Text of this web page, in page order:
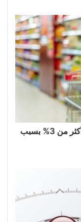
ارتفاع التضخم في هولندا مجدداً إلى أكثر من 3% بسبب